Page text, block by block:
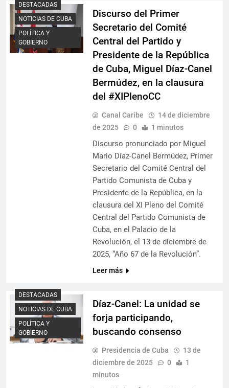
DESTACADAS
NOTICIAS DE CUBA
POLÍTICA Y
GOBIERNO
Discurso del Primer
Secretario del Comité
Central del Partido y
Presidente de la República
de Cuba, Miguel Díaz-Canel
Bermúdez, en la clausura
del #XIPlenoCC
Canal Caribe
14 de diciembre
de 2025
0 1 minutos
Discurso pronunciado por Miguel
Mario Díaz-Canel Bermúdez, Primer
Secretario del Comité Central del
Partido Comunista de Cuba y
Presidente de la República, en la
clausura del XI Pleno del Comité
Central del Partido Comunista de
Cuba, en el Palacio de la
Revolución, el 13 de diciembre de
2025, “Año 67 de la Revolución”.
Leer más
DESTACADAS
NOTICIAS DE CUBA
POLÍTICA Y
GOBIERNO
Díaz-Canel: La unidad se
forja participando,
buscando consenso
Presidencia de Cuba
13 de
diciembre de 2025
0
1
minutos